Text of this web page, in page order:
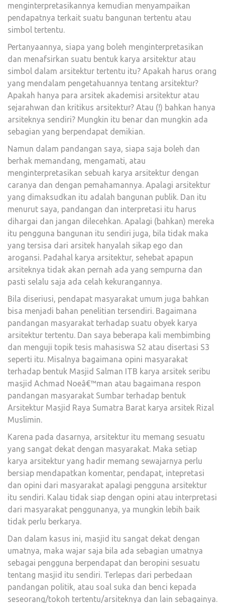
menginterpretasikannya kemudian menyampaikan
pendapatnya terkait suatu bangunan tertentu atau
simbol tertentu.
Pertanyaannya, siapa yang boleh menginterpretasikan
dan menafsirkan suatu bentuk karya arsitektur atau
simbol dalam arsitektur tertentu itu? Apakah harus orang
yang mendalam pengetahuannya tentang arsitektur?
Apakah hanya para arsitek akademisi arsitektur atau
sejarahwan dan kritikus arsitektur? Atau (!) bahkan hanya
arsiteknya sendiri? Mungkin itu benar dan mungkin ada
sebagian yang berpendapat demikian.
Namun dalam pandangan saya, siapa saja boleh dan
berhak memandang, mengamati, atau
menginterpretasikan sebuah karya arsitektur dengan
caranya dan dengan pemahamannya. Apalagi arsitektur
yang dimaksudkan itu adalah bangunan publik. Dan itu
menurut saya, pandangan dan interpretasi itu harus
dihargai dan jangan dilecehkan. Apalagi (bahkan) mereka
itu pengguna bangunan itu sendiri juga, bila tidak maka
yang tersisa dari arsitek hanyalah sikap ego dan
arogansi. Padahal karya arsitektur, sehebat apapun
arsiteknya tidak akan pernah ada yang sempurna dan
pasti selalu saja ada celah kekurangannya.
Bila diseriusi, pendapat masyarakat umum juga bahkan
bisa menjadi bahan penelitian tersendiri. Bagaimana
pandangan masyarakat terhadap suatu obyek karya
arsitektur tertentu. Dan saya beberapa kali membimbing
dan menguji topik tesis mahasiswa S2 atau disertasi S3
seperti itu. Misalnya bagaimana opini masyarakat
terhadap bentuk Masjid Salman ITB karya arsitek seribu
masjid Achmad Noeâ€™man atau bagaimana respon
pandangan masyarakat Sumbar terhadap bentuk
Arsitektur Masjid Raya Sumatra Barat karya arsitek Rizal
Muslimin.
Karena pada dasarnya, arsitektur itu memang sesuatu
yang sangat dekat dengan masyarakat. Maka setiap
karya arsitektur yang hadir memang sewajarnya perlu
bersiap mendapatkan komentar, pendapat, intepretasi
dan opini dari masyarakat apalagi pengguna arsitektur
itu sendiri. Kalau tidak siap dengan opini atau interpretasi
dari masyarakat penggunanya, ya mungkin lebih baik
tidak perlu berkarya.
Dan dalam kasus ini, masjid itu sangat dekat dengan
umatnya, maka wajar saja bila ada sebagian umatnya
sebagai pengguna berpendapat dan beropini sesuatu
tentang masjid itu sendiri. Terlepas dari perbedaan
pandangan politik, atau soal suka dan benci kepada
seseorang/tokoh tertentu/arsiteknya dan lain sebagainya.